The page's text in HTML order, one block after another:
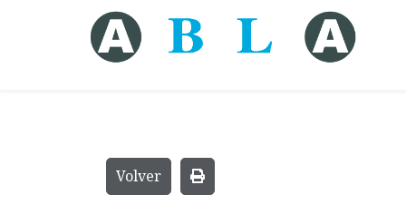
Volver